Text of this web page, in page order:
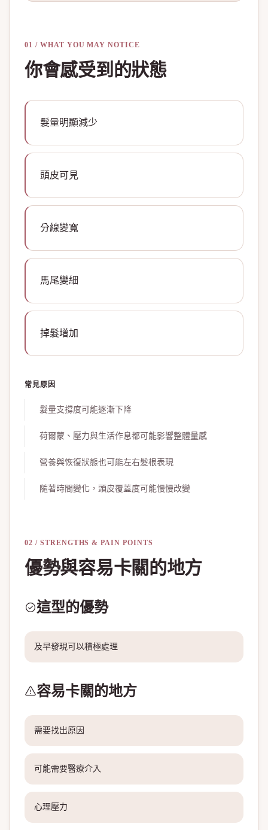
01 / WHAT YOU MAY NOTICE
你會感受到的狀態
髮量明顯減少
頭皮可見
分線變寬
馬尾變細
掉髮增加
常見原因
髮量支撐度可能逐漸下降
荷爾蒙、壓力與生活作息都可能影響整體量感
營養與恢復狀態也可能左右髮根表現
隨著時間變化，頭皮覆蓋度可能慢慢改變
02 / STRENGTHS & PAIN POINTS
優勢與容易卡關的地方
這型的優勢
及早發現可以積極處理
容易卡關的地方
需要找出原因
可能需要醫療介入
心理壓力